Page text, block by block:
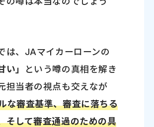
は、JAマイカーローンの
い」
という噂の真相を解き
担当者の視点も交えなが
な審査基準、審査に落ちる
そして審査通過のための具